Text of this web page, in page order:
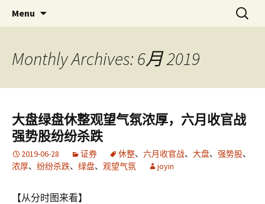
金易网 ｜ 精确严谨比较多空，
联衡辨析把握节奏，计算－－为
了无法计算的价值！
金易网
Menu
搜
索：
Monthly Archives: 6月 2019
大盘绿盘休整观望气氛浓厚，六月收官战
强势股纷纷杀跌
2019-06-28 证券 休整、 六月收官战、 大盘、 强势股、
浓厚、 纷纷杀跌、 绿盘、 观望气氛 joyin
【从分时图来看】